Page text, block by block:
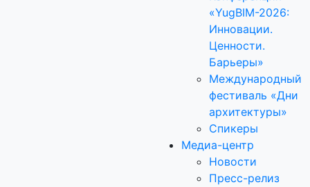
«YugBIM-2026:
Инновации.
Ценности.
Барьеры»
Международный
фестиваль «Дни
архитектуры»
Спикеры
Медиа-центр
Новости
Пресс-релиз